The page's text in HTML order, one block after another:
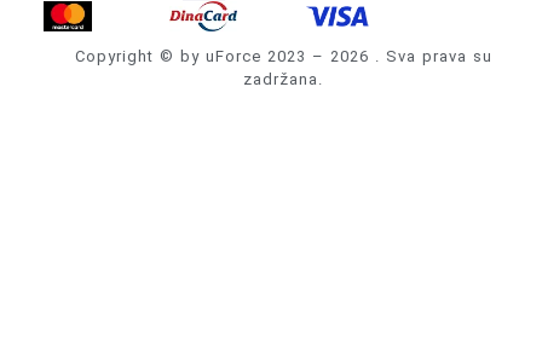
Copyright © by uForce 2023 – 2026 . Sva prava su
zadržana.